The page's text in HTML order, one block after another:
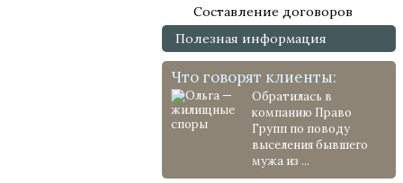
Составление договоров
Полезная информация
Что говорят клиенты:
Обратилась в
компанию Право
Групп по поводу
выселения бывшего
мужа из ...